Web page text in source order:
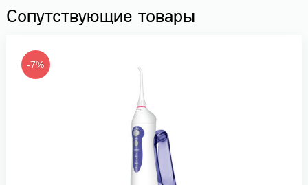
Сопутствующие товары
-7%